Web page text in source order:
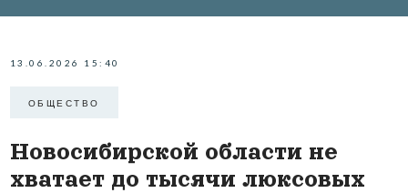
13.06.2026 15:40
ОБЩЕСТВО
Новосибирской области не
хватает до тысячи люксовых